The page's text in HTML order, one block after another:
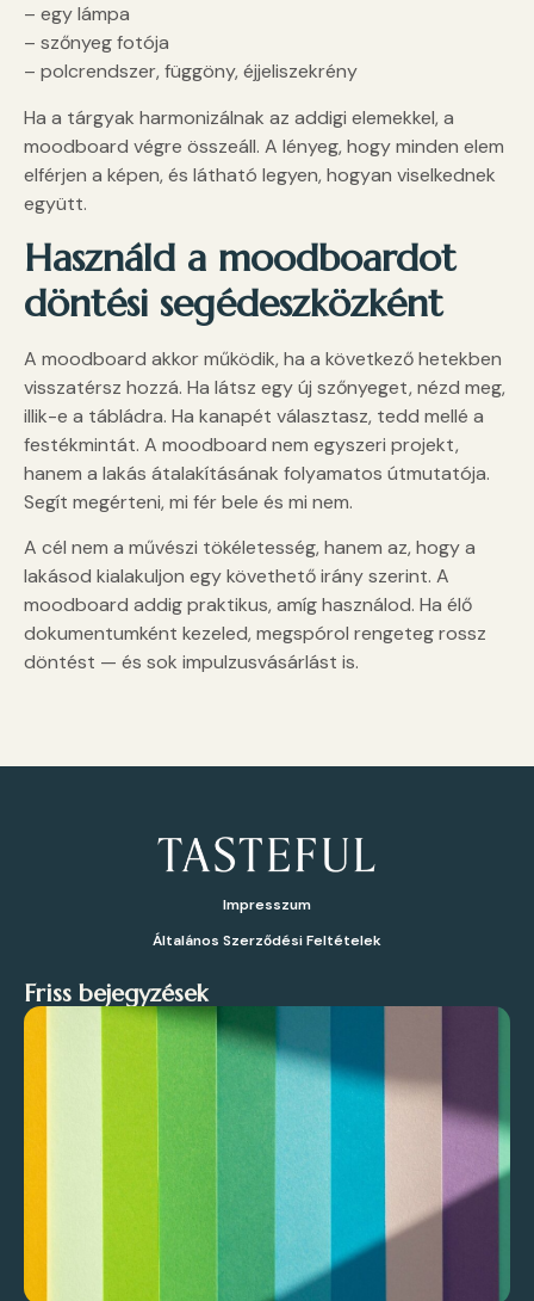
– egy lámpa
– szőnyeg fotója
– polcrendszer, függöny, éjjeliszekrény
Ha a tárgyak harmonizálnak az addigi elemekkel, a
moodboard végre összeáll. A lényeg, hogy minden elem
elférjen a képen, és látható legyen, hogyan viselkednek
együtt.
Használd a moodboardot
döntési segédeszközként
A moodboard akkor működik, ha a következő hetekben
visszatérsz hozzá. Ha látsz egy új szőnyeget, nézd meg,
illik-e a tábládra. Ha kanapét választasz, tedd mellé a
festékmintát. A moodboard nem egyszeri projekt,
hanem a lakás átalakításának folyamatos útmutatója.
Segít megérteni, mi fér bele és mi nem.
A cél nem a művészi tökéletesség, hanem az, hogy a
lakásod kialakuljon egy követhető irány szerint. A
moodboard addig praktikus, amíg használod. Ha élő
dokumentumként kezeled, megspórol rengeteg rossz
döntést — és sok impulzusvásárlást is.
Impresszum
Általános Szerződési Feltételek
Friss bejegyzések